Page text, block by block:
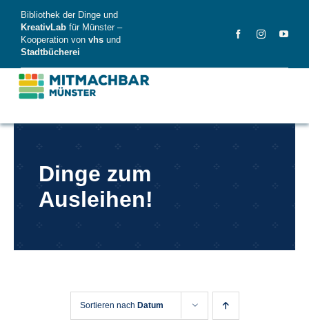
content
Bibliothek der Dinge und
KreativLab für Münster –
Kooperation von vhs und
Stadtbücherei
DingeDinge zum
Ausleihen!
Sortieren nach Datum